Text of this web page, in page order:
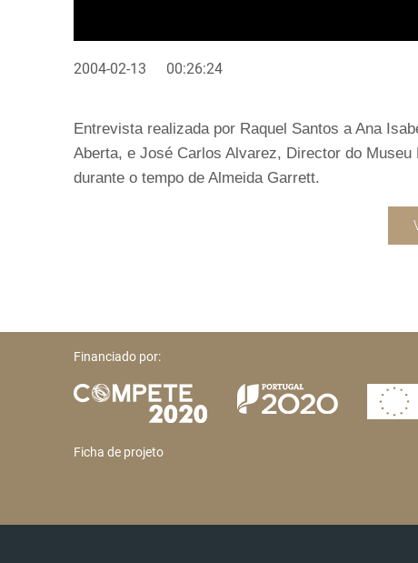
2004-02-13 00:26:24
Entrevista realizada por Raquel Santos a Ana
Aberta, e José Carlos Alvarez, Director do
durante o tempo de Almeida Garrett.
Financiado por:
Ficha de projeto